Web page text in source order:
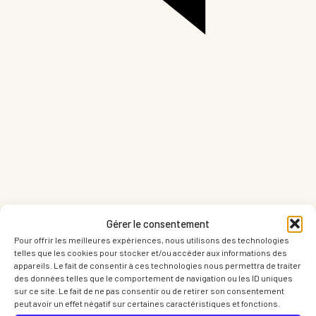
Gérer le consentement
Pour offrir les meilleures expériences, nous utilisons des technologies
telles que les cookies pour stocker et/ou accéder aux informations des
appareils. Le fait de consentir à ces technologies nous permettra de traiter
des données telles que le comportement de navigation ou les ID uniques
sur ce site. Le fait de ne pas consentir ou de retirer son consentement
peut avoir un effet négatif sur certaines caractéristiques et fonctions.